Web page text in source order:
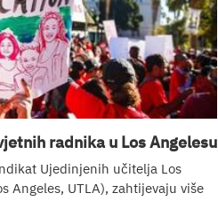
radnika u Los Angelesu
Ujedinjenih učitelja Los
Angeles, UTLA), zahtijevaju više